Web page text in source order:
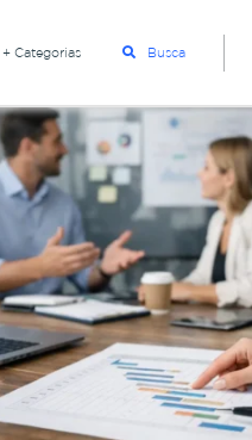
+ Categorias Busca